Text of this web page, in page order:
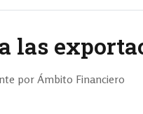
las
por Ámbito Financiero